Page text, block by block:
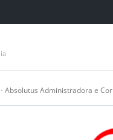
Absolutus Administradora e